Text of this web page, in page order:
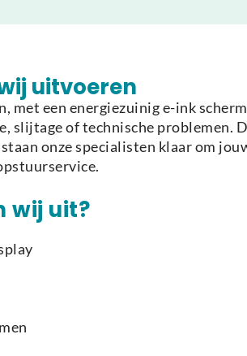
uitvoeren
een energiezuinig e-ink
of technische problemen.
onze specialisten klaar om
wij uit?